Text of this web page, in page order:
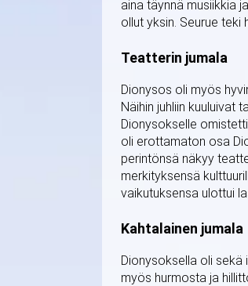
aina täynnä musiikkia
ollut yksin. Seurue teki
Teatterin jumala
Dionysos oli myös
Näihin juhliin kuuluivat
Dionysokselle
oli erottamaton osa
perintönsä näkyy
merkityksensä
vaikutuksensa ulottui
Kahtalainen jumala
Dionysoksella oli sekä
myös hurmosta ja